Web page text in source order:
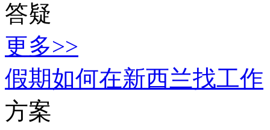
答疑
更多>>
假期如何在新西兰找工作
方案